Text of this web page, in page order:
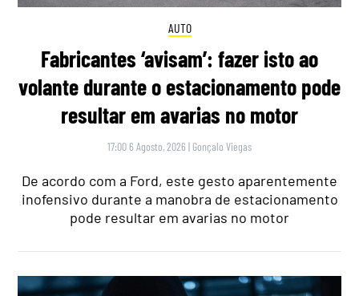
AUTO
Fabricantes ‘avisam’: fazer isto ao
volante durante o estacionamento pode
resultar em avarias no motor
17:00 6 Agosto, 2026 | Gonçalo Viegas
De acordo com a Ford, este gesto aparentemente
inofensivo durante a manobra de estacionamento
pode resultar em avarias no motor